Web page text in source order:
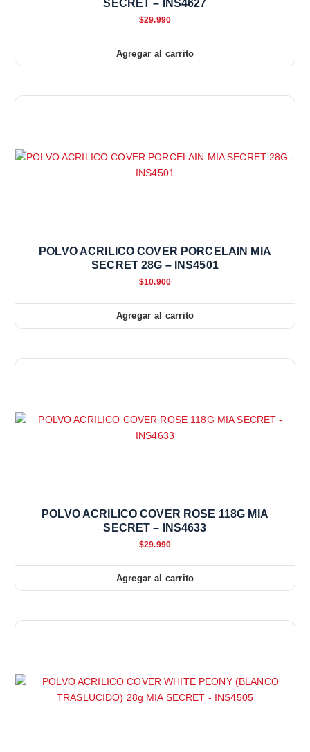
SECRET – INS4627
$29.990
Agregar al carrito
POLVO ACRILICO COVER PORCELAIN MIA
SECRET 28G – INS4501
$10.900
Agregar al carrito
POLVO ACRILICO COVER ROSE 118G MIA
SECRET – INS4633
$29.990
Agregar al carrito